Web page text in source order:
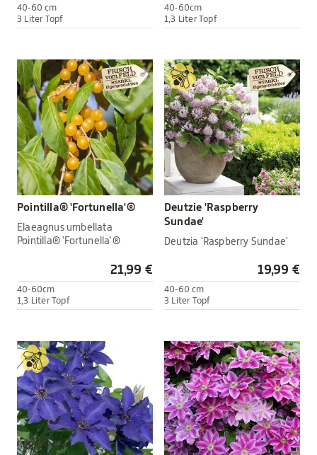
40-60 cm
3 Liter Topf
40-60cm
1,3 Liter Topf
Pointilla® 'Fortunella'®
Elaeagnus umbellata
Pointilla® 'Fortunella'®
21,99 €
40-60cm
1,3 Liter Topf
Deutzie 'Raspberry
Sundae'
Deutzia 'Raspberry Sundae'
19,99 €
40-60 cm
3 Liter Topf